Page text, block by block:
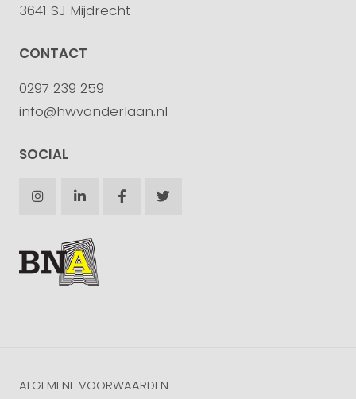
3641 SJ Mijdrecht
CONTACT
0297 239 259
info@hwvanderlaan.nl
SOCIAL
ALGEMENE VOORWAARDEN